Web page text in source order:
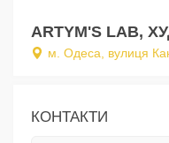
ARTYM'S LAB,
м. Одеса, вулиця
КОНТАКТИ